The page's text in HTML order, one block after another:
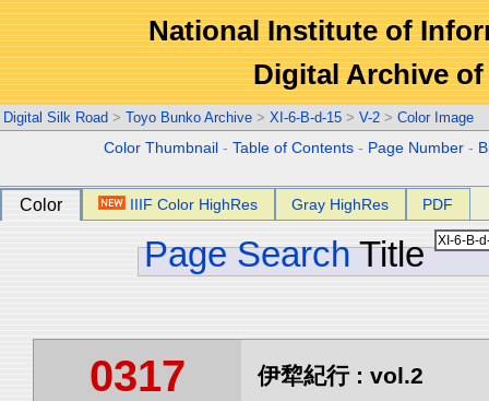
National Institute of
Digital Archive
Digital Silk Road > Toyo Bunko Archive > XI-6-B-d-15 > V-2 > Color Image
Color Thumbnail -Table of Contents - Page Number -
Color IIIF Color HighRes Gray HighRes PDF
Page Search Title
0317 伊犂紀行 : vol.2